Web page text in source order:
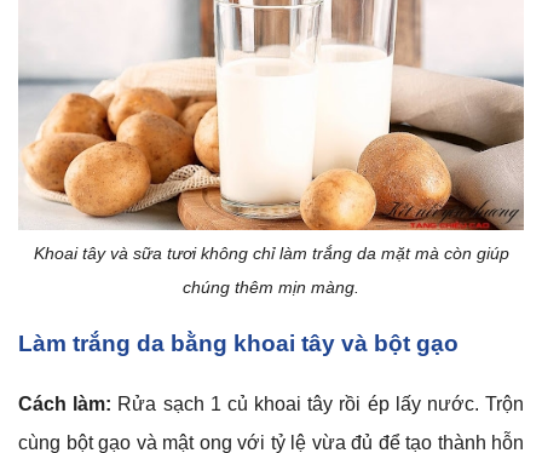
Khoai tây và sữa tươi không chỉ làm trắng da mặt mà còn giúp
chúng thêm mịn màng.
Làm trắng da bằng khoai tây và bột gạo
Cách làm: Rửa sạch 1 củ khoai tây rồi ép lấy nước. Trộn
cùng bột gạo và mật ong với tỷ lệ vừa đủ để tạo thành hỗn